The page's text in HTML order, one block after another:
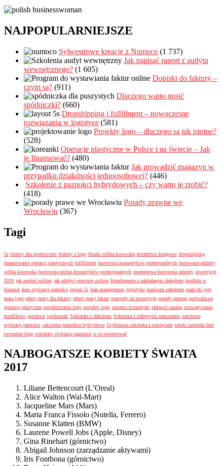
NAJPOPULARNIEJSZE
Sylwestrowe kreacje z Numoco (1 737)
Jak napisać raport z audytu
wewnętrznego? (1 605)
Dopiski do faktury –
czym są? (911)
Dlaczego warto nosić
spódniczki? (660)
Dropshipping i fullfilment – nowoczesne
rozwiązania w logistyce (581)
Projekty logo – dlaczego są tak istotne?
(528)
Operacje plastyczne w Polsce i na świecie – Jak
je finansować? (480)
Jak prowadzić magazyn w
przypadku działalności jednoosobowej? (446)
Szkolenie z paznokci hybrydowych – czy warto je zrobić?
(418)
Porady prawne we
Wrocławiu (367)
Tagi
5s bidony dla sportowców bidony z logo bluzki wólka kosowska doradztwo księgowe dropshipping
finansowanie operacji plastycznych fullfilment hurtownia kosmetyków profesjonalnych hurtownia odzieży
wólka kosowska hurtownia online kosmetyków profesjonalnych internetowa hurtownia odzieży inwestycje
2018 jak zarobić milion jak zdobyć pierwszy milion Kombinezon z zakładanym dekoltem konflikt w
biznesie kurs stylizacji paznokci layout 5s lean management logistyka manicure szkolenie mata do jogi
mata joga oferty pracy dla lekarzy oferty pracy lekarz pomysły na inwestycje porady prawne pożyczka na
operacje plastyczne projektowanie logo projekty logo purobio kosmetyki płatność ratalna rozwiązywanie
konfliktów spódnice spódniczki Sukienka z dekoltem Sukienka z odkrytymi ramionami szkolenia
stylizacji paznokci szkolenie paznokcie hybrydowe Szyfonowa sukienka z rozcięciem tuniki sukienki hurt
tworzenie logo warsztaty stylizacji paznokci w co inwestować
NAJBOGATSZE KOBIETY ŚWIATA
2017
Liliane Bettencourt (L’Oreal)
Alice Walton (Wal-Mart)
Jacqueline Mars (Mars)
Maria Franca Fissolo (Nutella, Ferrero)
Susanne Klatten (BMW)
Laurene Powell Jobs (Apple, Disney)
Gina Rinehart (górnictwo)
Abigail Johnson (zarządzanie aktywami)
Iris Fontbona (górnictwo)